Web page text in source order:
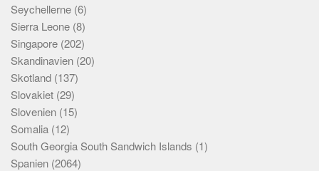
Seychellerne (6)
Sierra Leone (8)
Singapore (202)
Skandinavien (20)
Skotland (137)
Slovakiet (29)
Slovenien (15)
Somalia (12)
South Georgia South Sandwich Islands (1)
Spanien (2064)